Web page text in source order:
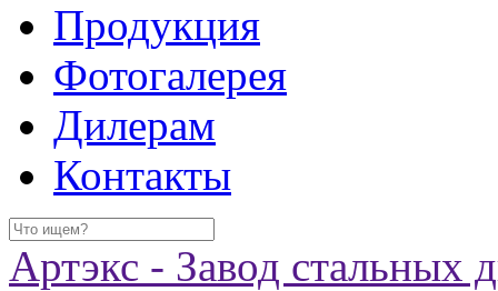
Продукция
Фотогалерея
Дилерам
Контакты
Артэкс - Завод стальных